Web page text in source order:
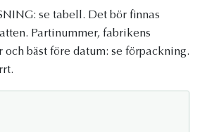
se tabell. Det bör finnas
Partinummer, fabrikens
bäst före datum: se förpackning.